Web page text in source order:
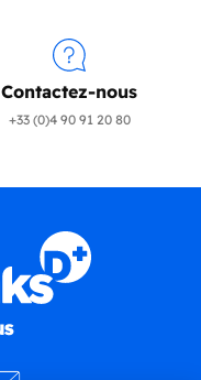
Contactez-nous
+33 (0)4 90 91 20 80